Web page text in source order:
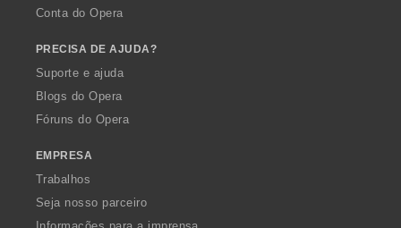
Conta do Opera
PRECISA DE AJUDA?
Suporte e ajuda
Blogs do Opera
Fóruns do Opera
EMPRESA
Trabalhos
Seja nosso parceiro